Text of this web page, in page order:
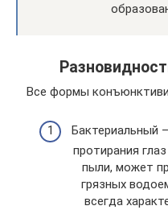
Все формы
Бактериальный
протирания
пыли, может
грязных
всегда